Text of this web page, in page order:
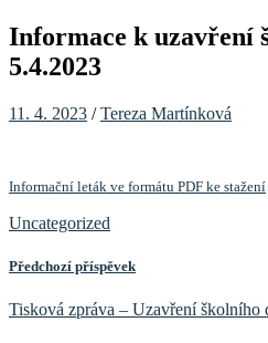
Informace k uzavření
5.4.2023
11. 4. 2023 /Tereza Martínková
Informační leták ve formátu PDF ke stažení
Uncategorized
Předchozí příspěvek
Tisková zpráva – Uzavření školního